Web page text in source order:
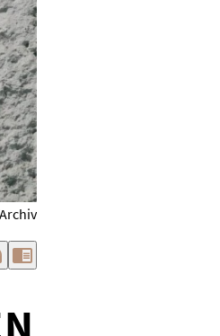
chrome_reader_mode